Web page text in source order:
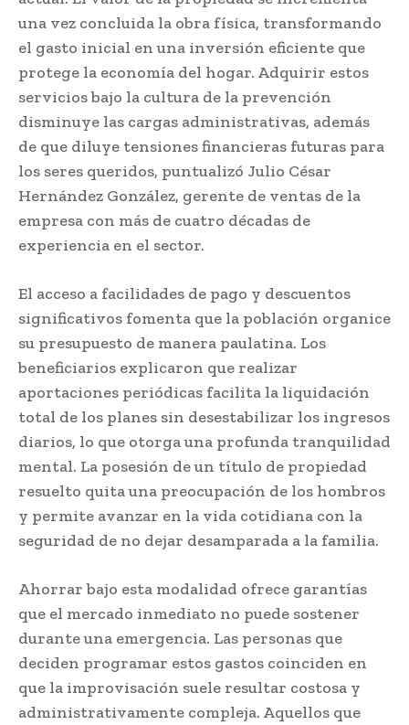
una vez concluida la obra física, transformando
el gasto inicial en una inversión eficiente que
protege la economía del hogar. Adquirir estos
servicios bajo la cultura de la prevención
disminuye las cargas administrativas, además
de que diluye tensiones financieras futuras para
los seres queridos, puntualizó Julio César
Hernández González, gerente de ventas de la
empresa con más de cuatro décadas de
experiencia en el sector.
El acceso a facilidades de pago y descuentos
significativos fomenta que la población organice
su presupuesto de manera paulatina. Los
beneficiarios explicaron que realizar
aportaciones periódicas facilita la liquidación
total de los planes sin desestabilizar los ingresos
diarios, lo que otorga una profunda tranquilidad
mental. La posesión de un título de propiedad
resuelto quita una preocupación de los hombros
y permite avanzar en la vida cotidiana con la
seguridad de no dejar desamparada a la familia.
Ahorrar bajo esta modalidad ofrece garantías
que el mercado inmediato no puede sostener
durante una emergencia. Las personas que
deciden programar estos gastos coinciden en
que la improvisación suele resultar costosa y
administrativamente compleja. Aquellos que